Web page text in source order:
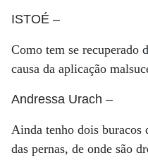
ISTOÉ –
Como tem se recuperado
causa da aplicação
Andressa Urach –
Ainda tenho dois buracos
das pernas, de onde são